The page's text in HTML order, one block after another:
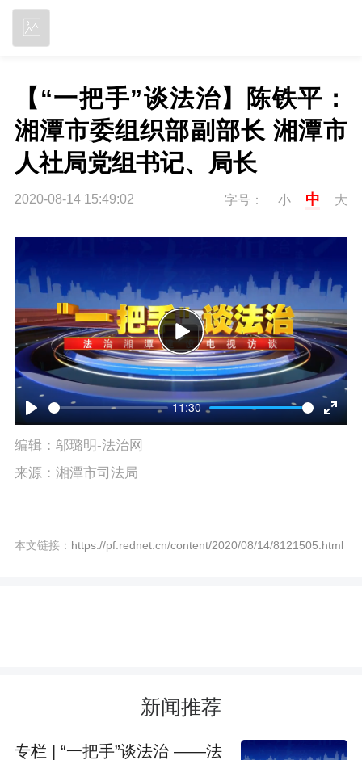
【“一把手”谈法治】陈铁平：
湘潭市委组织部副部长 湘潭市
人社局党组书记、局长
2020-08-14 15:49:02 字号： 小 中 大
P
l
11:30
E
r
c
P
l
a
编辑：邬璐明-法治网
来源：湘潭市司法局
本文链接： https://pf.rednet.cn/content/2020/08/14/8121505.html
新闻推荐
专栏 | “一把手”谈法治 ——法